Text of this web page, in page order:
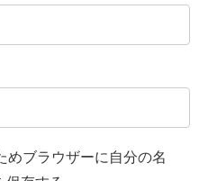
めブラウザーに自分の名